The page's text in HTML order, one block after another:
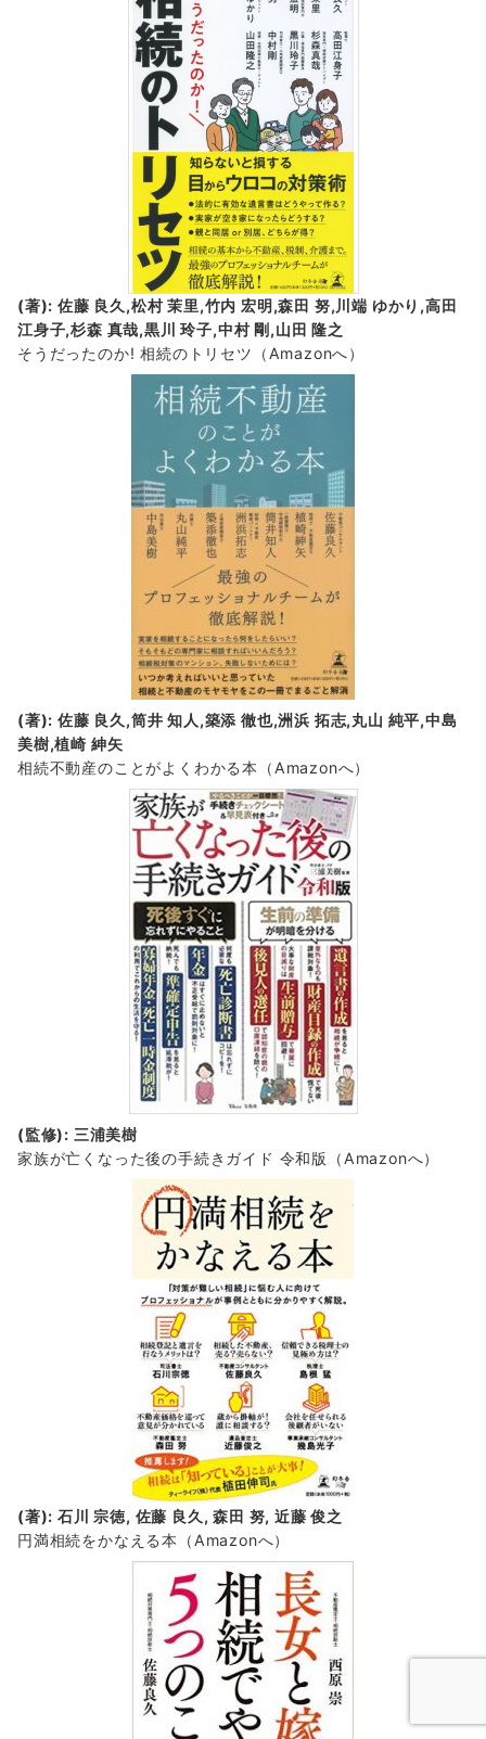
(著): 佐藤 良久,松村 茉里,竹内 宏明,森田 努,川端 ゆかり,高田
江身子,杉森 真哉,黒川 玲子,中村 剛,山田 隆之
そうだったのか! 相続のトリセツ
（Amazonへ）
(著): 佐藤 良久,筒井 知人,築添 徹也,洲浜 拓志,丸山 純平,中島
美樹,植崎 紳矢
相続不動産のことがよくわかる本（Amazonへ）
(監修): 三浦美樹
家族が亡くなった後の手続きガイド 令和版（Amazonへ）
(著): 石川 宗徳, 佐藤 良久, 森田 努, 近藤 俊之
円満相続をかなえる本（Amazonへ）